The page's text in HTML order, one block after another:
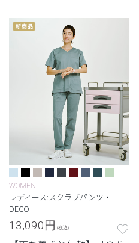
WOMEN
レディース:スクラブパンツ・
DECO
13,090円 (税込)